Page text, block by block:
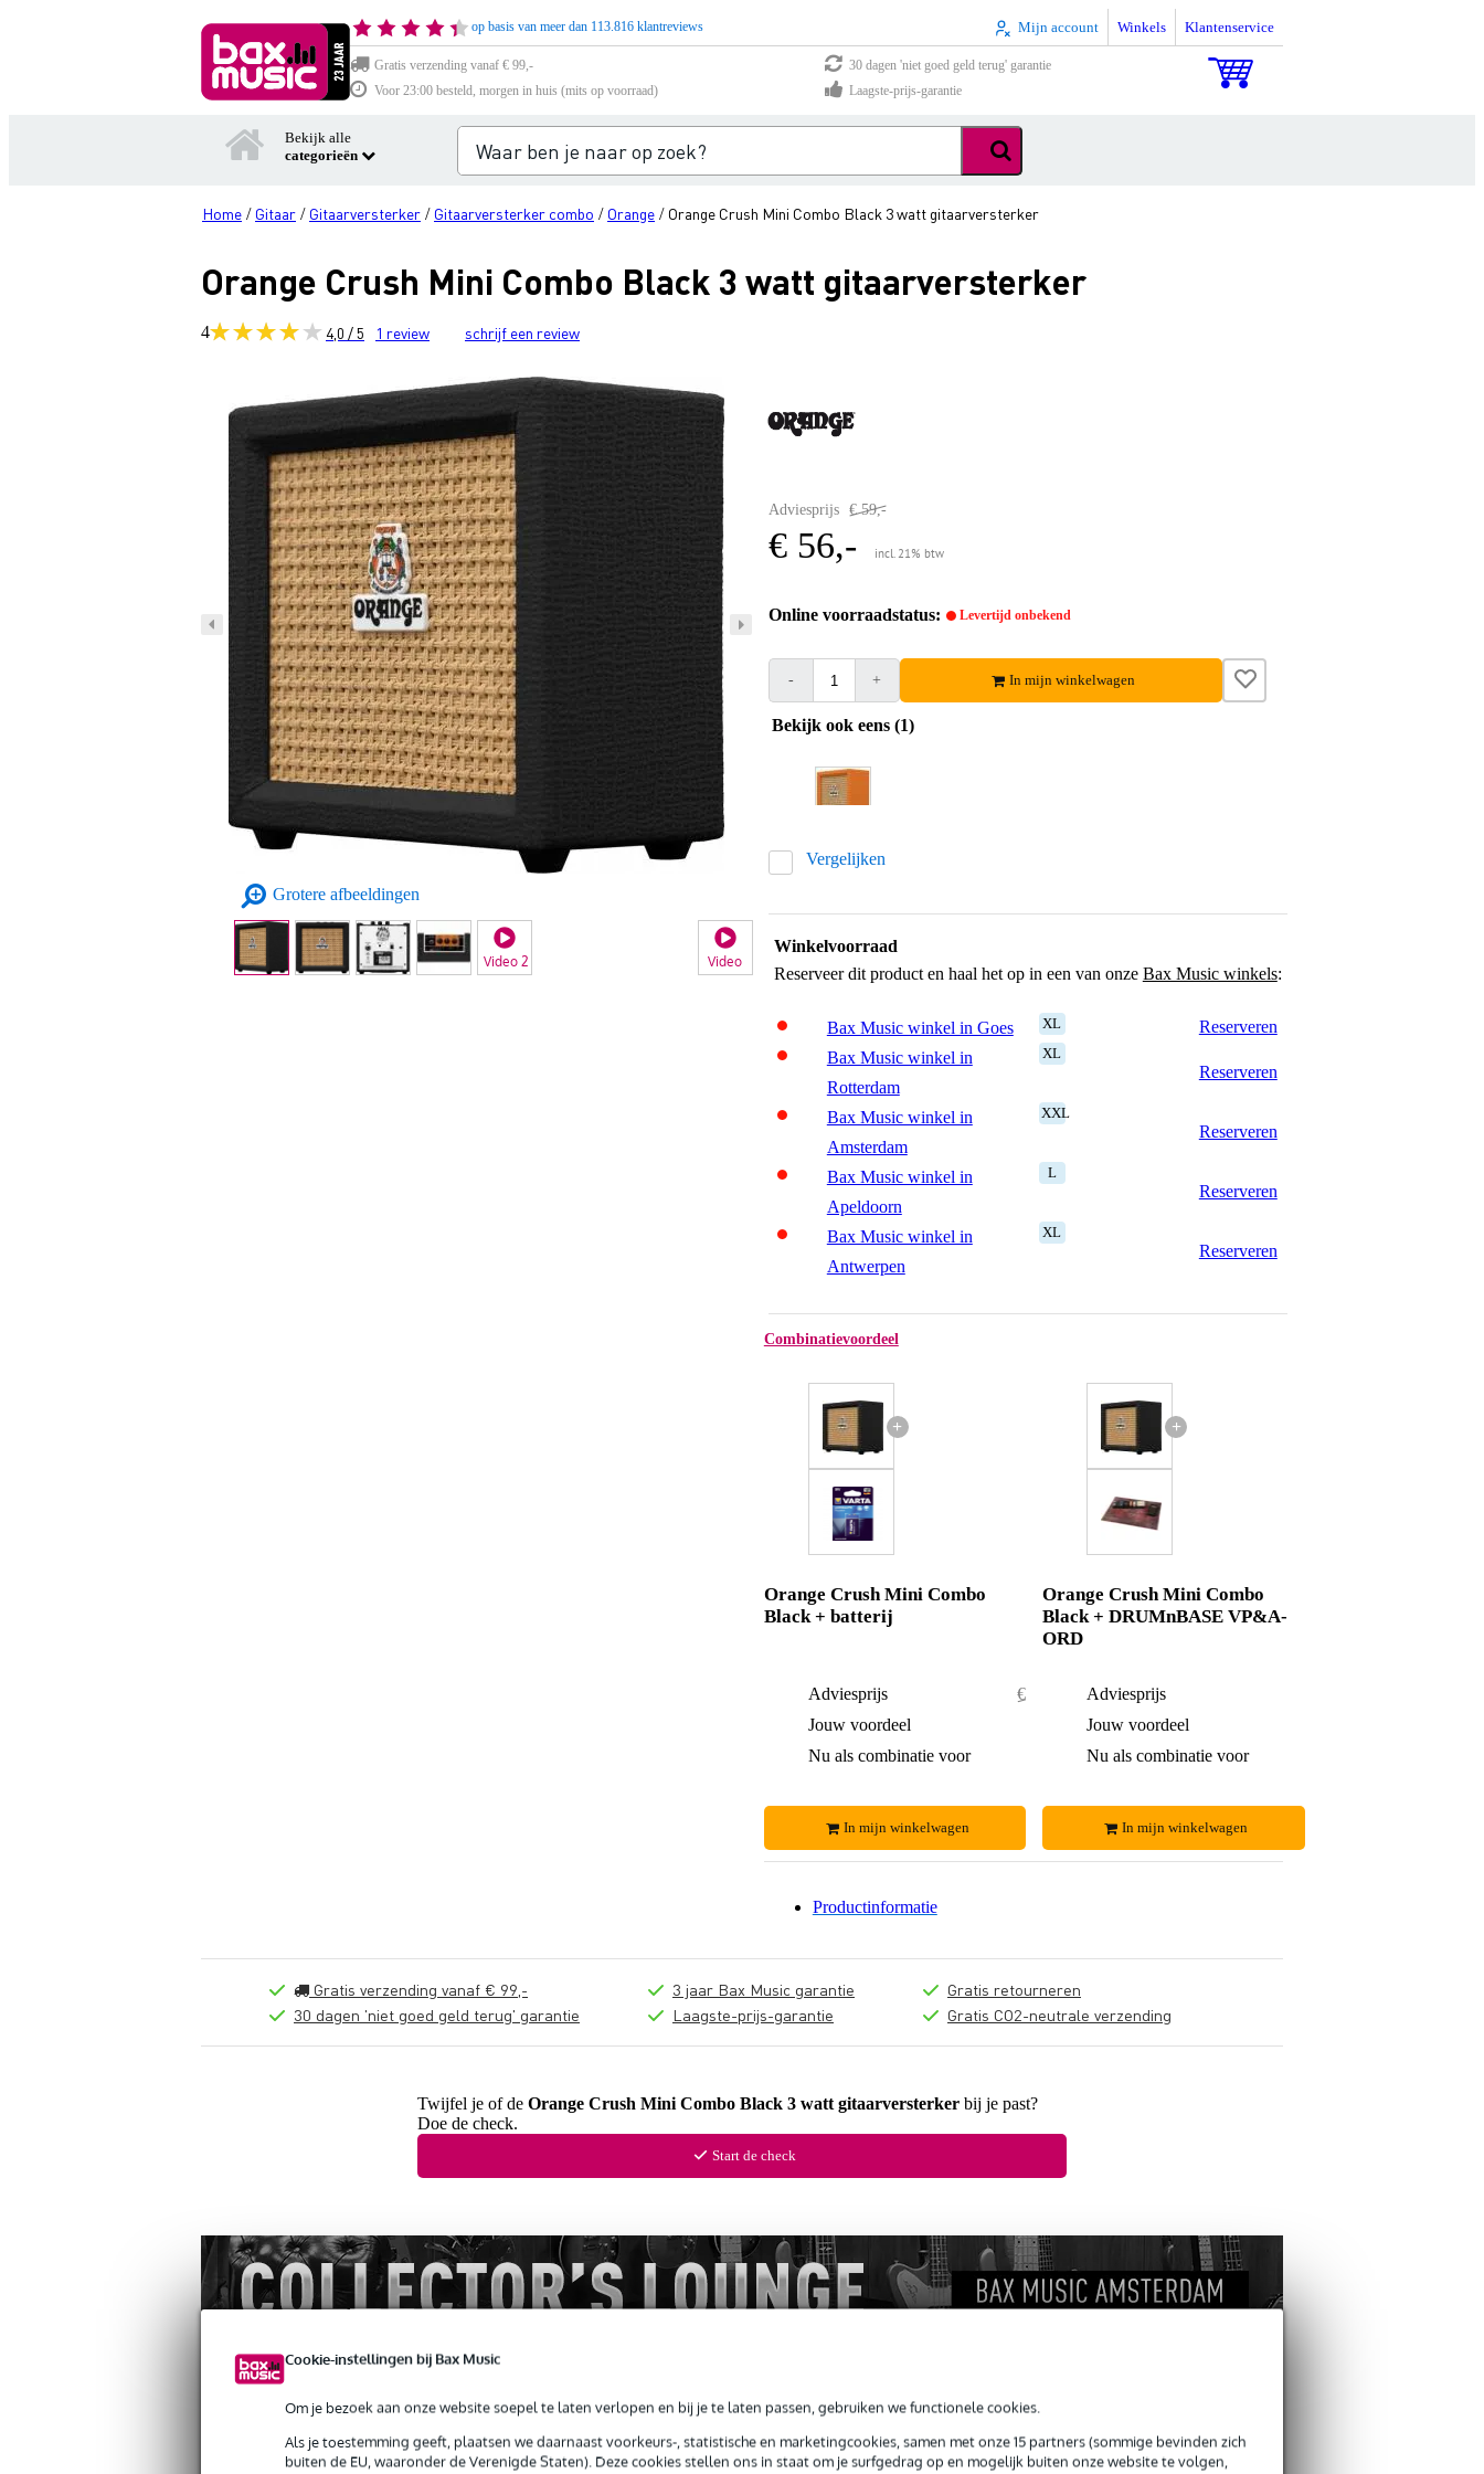
Cookie-instellingen bij Bax Music
Om je bezoek aan onze website soepel te laten verlopen en bij je te laten passen, gebruiken we functionele cookies.
Als je toestemming geeft, plaatsen we daarnaast voorkeurs-, statistische en marketingcookies, samen met onze 15 partners (sommige bevinden zich
buiten de EU, waaronder de Verenigde Staten). Deze cookies stellen ons in staat om je surfgedrag op en mogelijk buiten onze website te volgen,
op basis van meer dan 113.816 klantreviews Mijn account Winkels Klantenservice
Gratis verzending vanaf € 99,-
30 dagen 'niet goed geld terug' garantie
Voor 23:00 besteld, morgen in huis (mits op voorraad)
Laagste-prijs-garantie
Bekijk alle
categorieën
Home / Gitaar / Gitaarversterker / Gitaarversterker combo / Orange / Orange Crush Mini Combo Black 3 watt gitaarversterker
Orange Crush Mini Combo Black 3 watt gitaarversterker
4 4,0 / 5 1 review schrijf een review
Grotere afbeeldingen
Video
Video 2
Adviesprijs € 59,-
€ 56,- incl. 21% btw
Online voorraadstatus: Levertijd onbekend
- + In mijn winkelwagen
Bekijk ook eens (1)
Vergelijken
Winkelvoorraad
Reserveer dit product en haal het op in een van onze Bax Music winkels:
Bax Music winkel in Goes XL
Reserveren
Bax Music winkel in
Rotterdam
XL
Reserveren
Bax Music winkel in
Amsterdam
XXL
Reserveren
Bax Music winkel in
Apeldoorn
L
Reserveren
Bax Music winkel in
Antwerpen
XL
Reserveren
Combinatievoordeel
+
Orange Crush Mini Combo
Black + batterij
Adviesprijs
€ 59,86
Jouw voordeel
Nu als combinatie voor
In mijn winkelwagen
+
Orange Crush Mini Combo
Black + DRUMnBASE VP&A-
ORD
Adviesprijs
Jouw voordeel
Nu als combinatie voor
In mijn winkelwagen
Productinformatie
Gratis verzending vanaf € 99,-
30 dagen 'niet goed geld terug' garantie
3 jaar Bax Music garantie
Laagste-prijs-garantie
Gratis retourneren
Gratis CO2-neutrale verzending
Twijfel je of de Orange Crush Mini Combo Black 3 watt gitaarversterker bij je past?
Doe de check.
Start de check
Productinformatie Video's (2) Reviews(1)
ANDEREN KOCHTEN
OOK